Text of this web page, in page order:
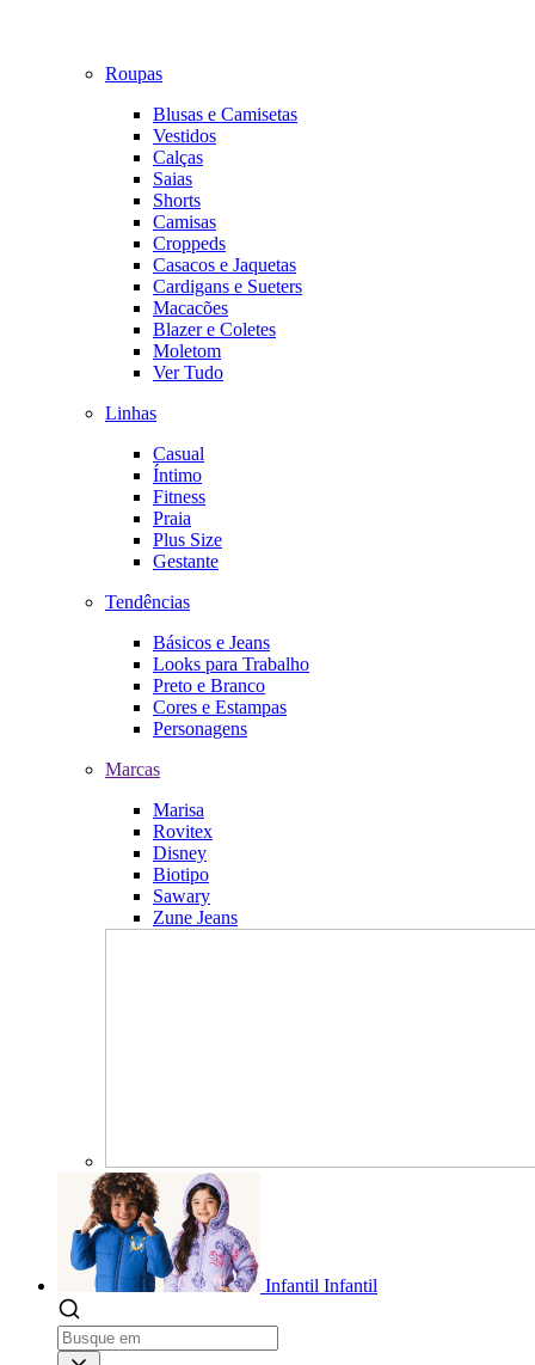
Roupas
Blusas e Camisetas
Vestidos
Calças
Saias
Shorts
Camisas
Croppeds
Casacos e Jaquetas
Cardigans e Sueters
Macacões
Blazer e Coletes
Moletom
Ver Tudo
Linhas
Casual
Íntimo
Fitness
Praia
Plus Size
Gestante
Tendências
Básicos e Jeans
Looks para Trabalho
Preto e Branco
Cores e Estampas
Personagens
Marcas
Marisa
Rovitex
Disney
Biotipo
Sawary
Zune Jeans
Infantil Infantil